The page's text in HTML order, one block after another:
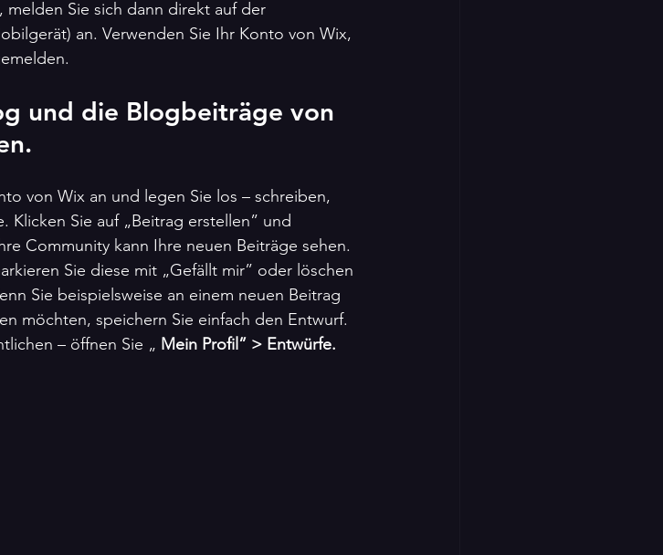
melden Sie sich dann direkt auf der
an. Verwenden Sie Ihr Konto von Wix,
und die Blogbeiträge von
von Wix an und legen Sie los – schreiben,
Klicken Sie auf „Beitrag erstellen” und
Community kann Ihre neuen Beiträge sehen.
Sie diese mit „Gefällt mir” oder löschen
Sie beispielsweise an einem neuen Beitrag
möchten, speichern Sie einfach den Entwurf.
– öffnen Sie „ Mein Profil” > Entwürfe.